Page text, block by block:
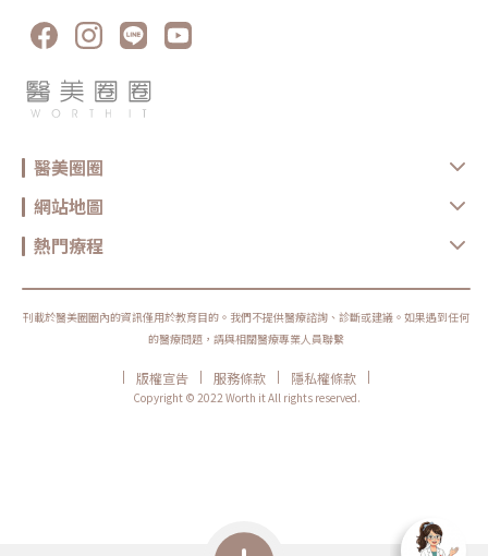
醫美圈圈
網站地圖
熱門療程
刊載於醫美圈圈內的資訊僅用於教育目的。我們不提供醫療諮詢、診斷或建議。如果遇到任何
的醫療問題，請與相關醫療專業人員聯繫
| 版權宣告 | 服務條款 | 隱私權條款
|
Copyright © 2022 Worth it All rights reserved.